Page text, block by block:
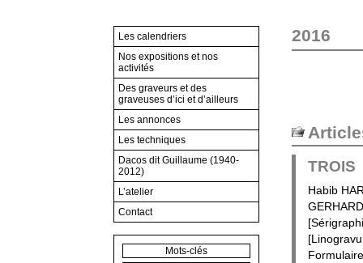
2016
TROIS
Habib
Les calendriers
Nos expositions et nos
activités
Des graveurs et des
graveuses d’ici et d’ailleurs
Les annonces
Les techniques
Dacos dit Guillaume (1940-
2012)
L’atelier
Contact
Mots-clés